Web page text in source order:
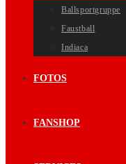
Ballsportgruppe
Faustball
Indiaca
FOTOS
FANSHOP